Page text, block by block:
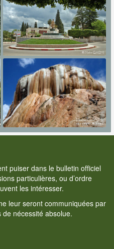
puiser dans le bulletin officiel
particulières, ou d’ordre
les intéresser.
leur seront communiquées par
de nécessité absolue.